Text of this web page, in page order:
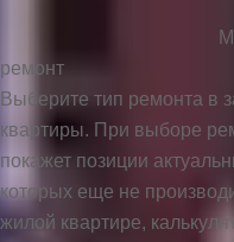
ремонт
Выберите тип ремонта в
квартиры. При выборе
покажет позиции
которых еще не
жилой квартире,